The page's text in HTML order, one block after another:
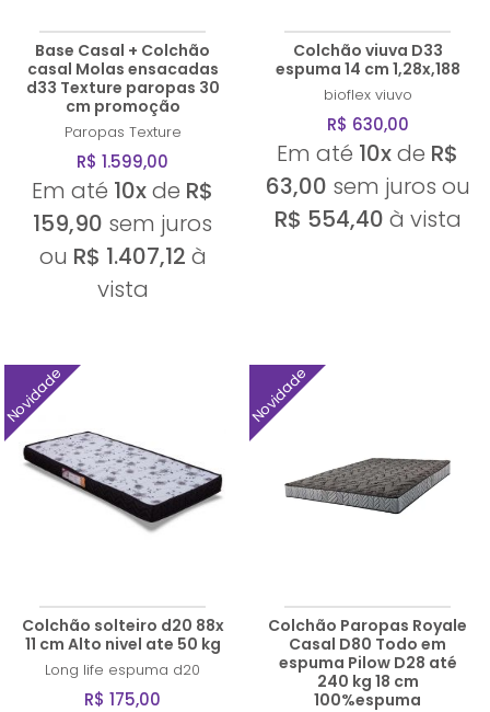
Base Casal + Colchão
casal Molas ensacadas
d33 Texture paropas 30
cm promoção
Paropas Texture
R$ 1.599,00
Em até 10xde R$
159,90 sem juros
ou R$ 1.407,12 à
vista
Colchão viuva D33
espuma 14 cm 1,28x,188
bioflex viuvo
R$ 630,00
Em até 10xde R$
63,00 sem juros ou
R$ 554,40 à vista
Novidade
Colchão solteiro d20 88x
11 cm Alto nivel ate 50 kg
Long life espuma d20
R$ 175,00
Novidade
Colchão Paropas Royale
Casal D80 Todo em
espuma Pilow D28 até
240 kg 18 cm
100%espuma